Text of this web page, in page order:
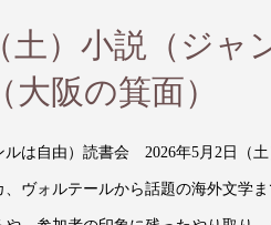
土）小説（ジャ
大阪の箕面）
は自由）読書会 2026年5月2日（
、ヴォルテールから話題の海外文学